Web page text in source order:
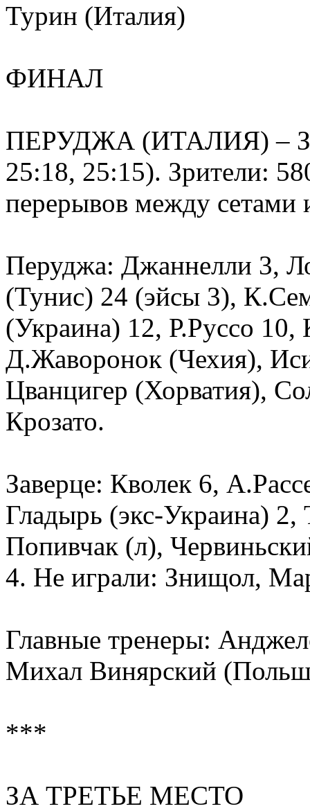
Турин (Италия)
ФИНАЛ
ПЕРУДЖА (ИТАЛИЯ) –
25:18, 25:15). Зрители:
перерывов между сетами
Перуджа: Джаннелли 3,
(Тунис) 24 (эйсы 3),
(Украина) 12, Р.Руссо
Д.Жаворонок (Чехия),
Цванцигер (Хорватия),
Крозато.
Заверце: Кволек 6,
Гладырь (экс-Украина) 2,
Попивчак (л),
4. Не играли: Знищол,
Главные тренеры:
Михал Винярский
***
ЗА ТРЕТЬЕ МЕСТО